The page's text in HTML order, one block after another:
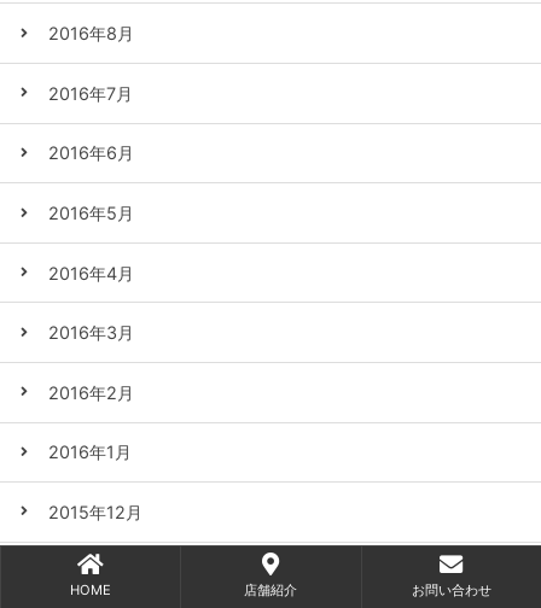
2016年8月
2016年7月
2016年6月
2016年5月
2016年4月
2016年3月
2016年2月
2016年1月
2015年12月
2015年11月
HOME 店舗紹介 お問い合わせ